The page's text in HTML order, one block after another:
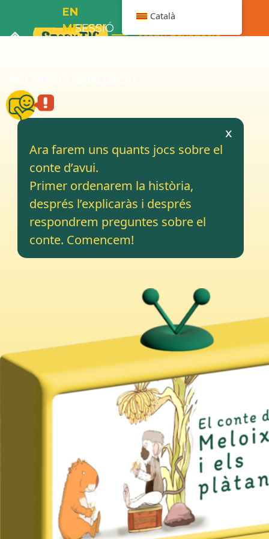
EN
MELOIX
SESSIÓ
Menú navegació
x
Ara farem uns quants jocs sobre el
conte d’avui.
Primer ordenarem la història,
després l’explicaràs i després
respondrem preguntes sobre el
conte. Comencem!
Català